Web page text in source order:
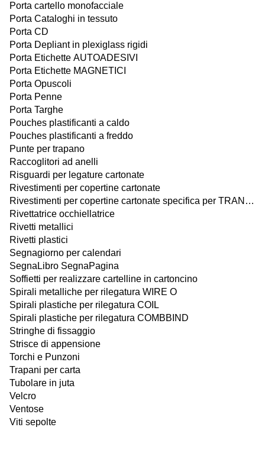
Porta cartello monofacciale
Porta Cataloghi in tessuto
Porta CD
Porta Depliant in plexiglass rigidi
Porta Etichette AUTOADESIVI
Porta Etichette MAGNETICI
Porta Opuscoli
Porta Penne
Porta Targhe
Pouches plastificanti a caldo
Pouches plastificanti a freddo
Punte per trapano
Raccoglitori ad anelli
Risguardi per legature cartonate
Rivestimenti per copertine cartonate
Rivestimenti per copertine cartonate specifica per TRANSFER con TERMOPRESSA
Rivettatrice occhiellatrice
Rivetti metallici
Rivetti plastici
Segnagiorno per calendari
SegnaLibro SegnaPagina
Soffietti per realizzare cartelline in cartoncino
Spirali metalliche per rilegatura WIRE O
Spirali plastiche per rilegatura COIL
Spirali plastiche per rilegatura COMBBIND
Stringhe di fissaggio
Strisce di appensione
Torchi e Punzoni
Trapani per carta
Tubolare in juta
Velcro
Ventose
Viti sepolte